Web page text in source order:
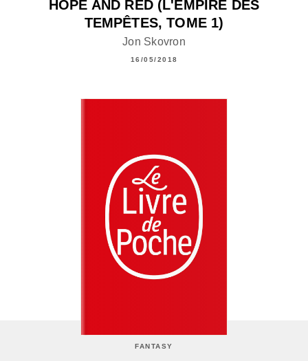
HOPE AND RED (L'EMPIRE DES
TEMPÊTES, TOME 1)
Jon Skovron
16/05/2018
FANTASY